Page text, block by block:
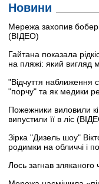
Новини
Мережа захопив
(ВІДЕО)
Гайтана показала
на пляжі: який вигляд
"Відчуття наближення
"порчу" та як медики
Пожежники виловили
випустили її в ліс
Зірка "Дизель шоу"
родимки на обличчі і
Лось загнав